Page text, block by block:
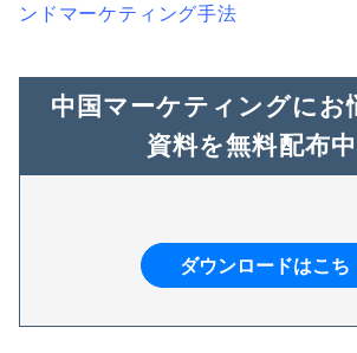
ンドマーケティング手法
中国マーケティングにお
資料を無料配布中
ダウンロードはこち